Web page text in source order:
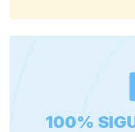
100%